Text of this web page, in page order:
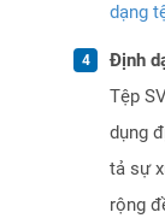
dạng
Định
Tệp
dụng
tả sự
rộng